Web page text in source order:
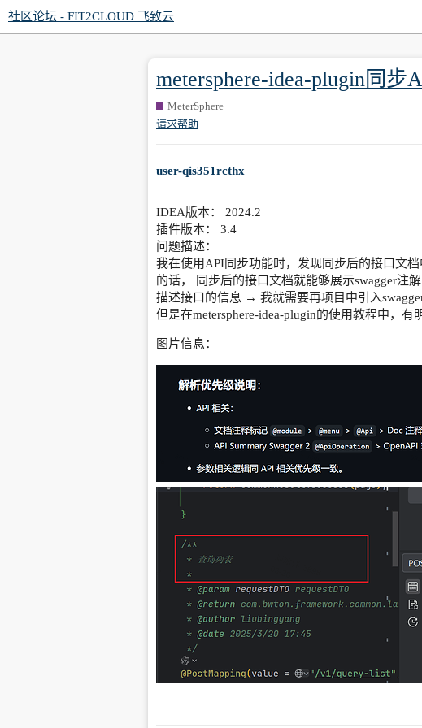
社区论坛 - FIT2CLOUD 飞致云
metersphere-idea-plugin同
MeterSphere
请求帮助
user-qis351rcthx
IDEA版本： 2024.2
插件版本： 3.4
问题描述：
我在使用API同步功能时，发现同步后的接口文
的话， 同步后的接口文档就能够展示swagger注
描述接口的信息 → 我就需要再项目中引入
但是在metersphere-idea-plugin的使用教程中，有
图片信息：